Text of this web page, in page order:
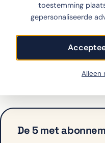
toestemming
gepersonaliseerde
Alleen
Fairphone 5
abonnement
abonnement. Bekijk
De 5 met